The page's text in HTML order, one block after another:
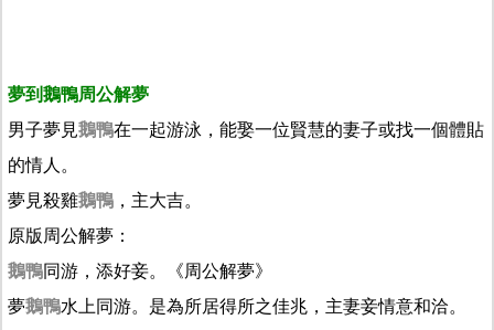
夢到鵝鴨周公解夢
男子夢見鵝鴨在一起游泳，能娶一位賢慧的妻子或找一個體貼
的情人。
夢見殺雞鵝鴨 ，主大吉。
原版周公解夢：
鵝鴨同游，添好妾。《周公解夢》
夢鵝鴨水上同游。是為所居得所之佳兆，主妻妾情意和洽。